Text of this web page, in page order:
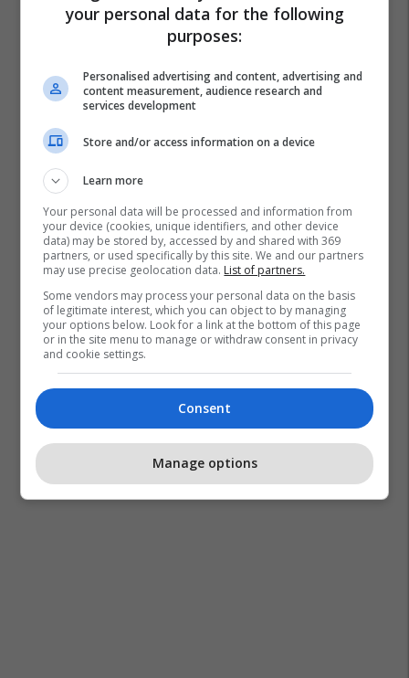
your personal data for the following
purposes:
Personalised advertising and content, advertising and
content measurement, audience research and
services development
Store and/or access information on a device
Learn more
Your personal data will be processed and information from
your device (cookies, unique identifiers, and other device
data) may be stored by, accessed by and shared with 369
partners, or used specifically by this site. We and our partners
may use precise geolocation data. List of partners.
Some vendors may process your personal data on the basis
of legitimate interest, which you can object to by managing
your options below. Look for a link at the bottom of this page
or in the site menu to manage or withdraw consent in privacy
and cookie settings.
Consent
Manage options